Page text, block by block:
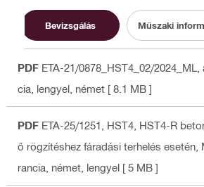
Bevizsgálás Műszaki
PDF ETA-21/0878_HST4_02/2024_ML
cia, lengyel, német [ 8.1 MB ]
PDF ETA-25/1251, HST4, HST4-R
ő rögzítéshez fáradási terhelés esetén,
rancia, német, lengyel [ 5 MB ]